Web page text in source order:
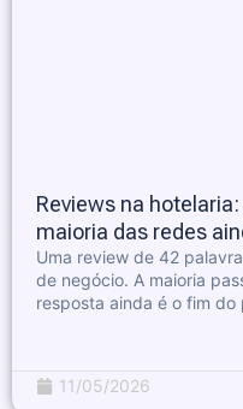
Reviews na
maioria das redes
Uma review de 42
de negócio. A maioria
resposta ainda é o fim
11/05/2026